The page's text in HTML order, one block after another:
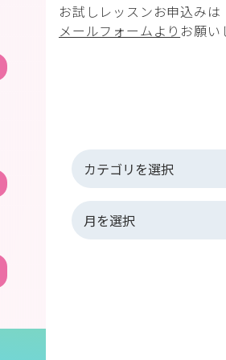
お試しレッスンお申込みは
メールフォームより お願い